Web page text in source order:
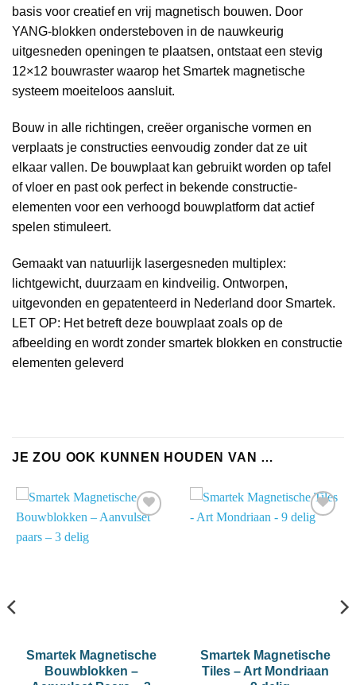
basis voor creatief en vrij magnetisch bouwen. Door
YANG-blokken ondersteboven in de nauwkeurig
uitgesneden openingen te plaatsen, ontstaat een stevig
12×12 bouwraster waarop het Smartek magnetische
systeem moeiteloos aansluit.
Bouw in alle richtingen, creëer organische vormen en
verplaats je constructies eenvoudig zonder dat ze uit
elkaar vallen. De bouwplaat kan gebruikt worden op tafel
of vloer en past ook perfect in bekende constructie-
elementen voor een verhoogd bouwplatform dat actief
spelen stimuleert.
Gemaakt van natuurlijk lasergesneden multiplex:
lichtgewicht, duurzaam en kindveilig. Ontworpen,
uitgevonden en gepatenteerd in Nederland door Smartek.
LET OP: Het betreft deze bouwplaat zoals op de
afbeelding en wordt zonder smartek blokken en constructie
elementen geleverd
JE ZOU OOK KUNNEN HOUDEN VAN …
Smartek Magnetische
Bouwblokken –
Add to
Smartek Magnetische
Tiles – Art Mondriaan